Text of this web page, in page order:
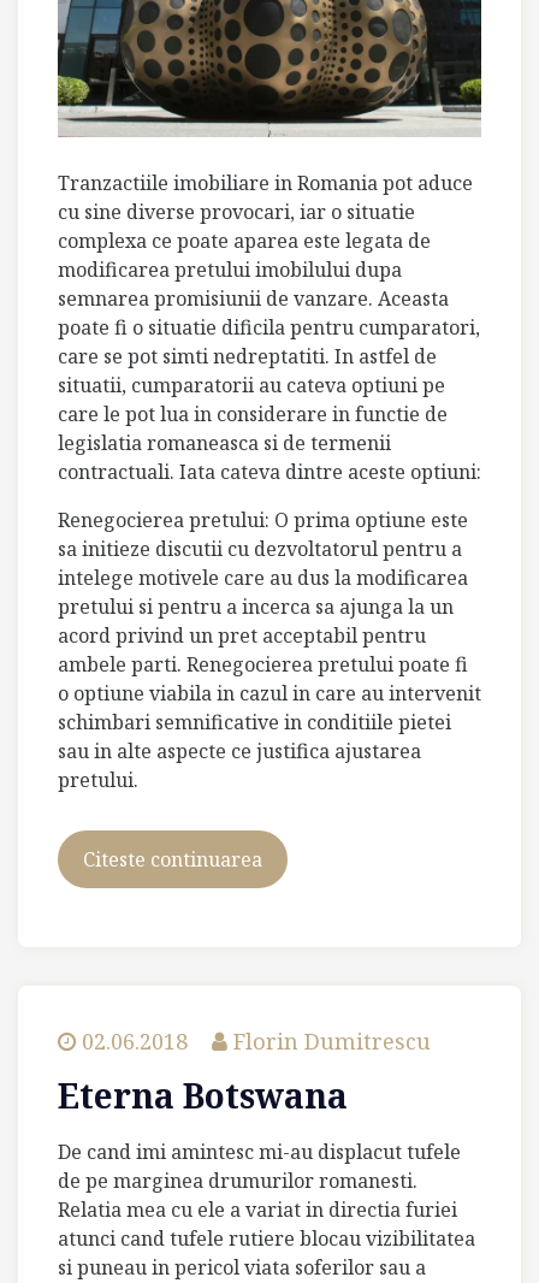
Tranzactiile imobiliare in Romania pot aduce
cu sine diverse provocari, iar o situatie
complexa ce poate aparea este legata de
modificarea pretului imobilului dupa
semnarea promisiunii de vanzare. Aceasta
poate fi o situatie dificila pentru cumparatori,
care se pot simti nedreptatiti. In astfel de
situatii, cumparatorii au cateva optiuni pe
care le pot lua in considerare in functie de
legislatia romaneasca si de termenii
contractuali. Iata cateva dintre aceste optiuni:
Renegocierea pretului: O prima optiune este
sa initieze discutii cu dezvoltatorul pentru a
intelege motivele care au dus la modificarea
pretului si pentru a incerca sa ajunga la un
acord privind un pret acceptabil pentru
ambele parti. Renegocierea pretului poate fi
o optiune viabila in cazul in care au intervenit
schimbari semnificative in conditiile pietei
sau in alte aspecte ce justifica ajustarea
pretului.
Citeste continuarea Exista
optiuni,
02.06.2018 Florin Dumitrescu
Eterna Botswana
De cand imi amintesc mi-au displacut tufele
de pe marginea drumurilor romanesti.
Relatia mea cu ele a variat in directia furiei
atunci cand tufele rutiere blocau vizibilitatea
si puneau in pericol viata soferilor sau a